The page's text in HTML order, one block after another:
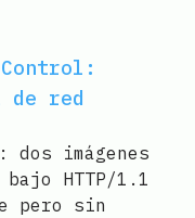
de red
imágenes
HTTP/1.1
pero sin